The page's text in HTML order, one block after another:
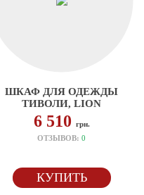
ШКАФ ДЛЯ ОДЕЖДЫ
ТИВОЛИ, LION
6 510 грн.
ОТЗЫВОВ:0
КУПИТЬ